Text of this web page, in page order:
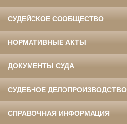
СУДЕЙСКОЕ СООБЩЕСТВО
НОРМАТИВНЫЕ АКТЫ
ДОКУМЕНТЫ СУДА
СУДЕБНОЕ ДЕЛОПРОИЗВОДСТВО
СПРАВОЧНАЯ ИНФОРМАЦИЯ